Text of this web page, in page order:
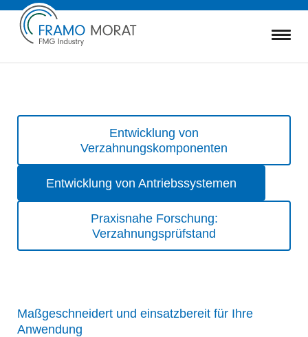
Navigation
Entwicklung von
Verzahnungskomponenten
Entwicklung von Antriebssystemen
Praxisnahe Forschung:
Verzahnungsprüfstand
Maßgeschneidert und einsatzbereit für Ihre
Anwendung